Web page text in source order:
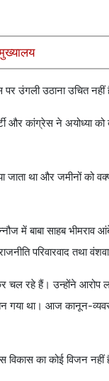
पर उंगली उठाना उचित नहीं
और कांग्रेस ने अयोध्या
जाता था और जमीनों को
में बाबा साहब
परिवारवाद तथा
चल रहे हैं। उन्होंने आरोप
गया था। आज कानून-
विकास का कोई विजन नहीं